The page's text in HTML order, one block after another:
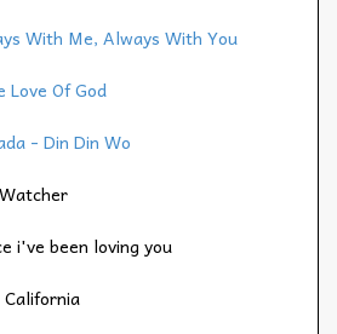
With Me, Always With You
Love Of God
- Din Din Wo
i've been loving you